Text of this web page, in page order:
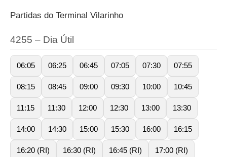
Partidas do Terminal Vilarinho
4255 – Dia Útil
06:05 06:25 06:45 07:05 07:30 07:55
08:15 08:45 09:00 09:30 10:00 10:45
11:15 11:30 12:00 12:30 13:00 13:30
14:00 14:30 15:00 15:30 16:00 16:15
16:20 (RI) 16:30 (RI) 16:45 (RI) 17:00 (RI)